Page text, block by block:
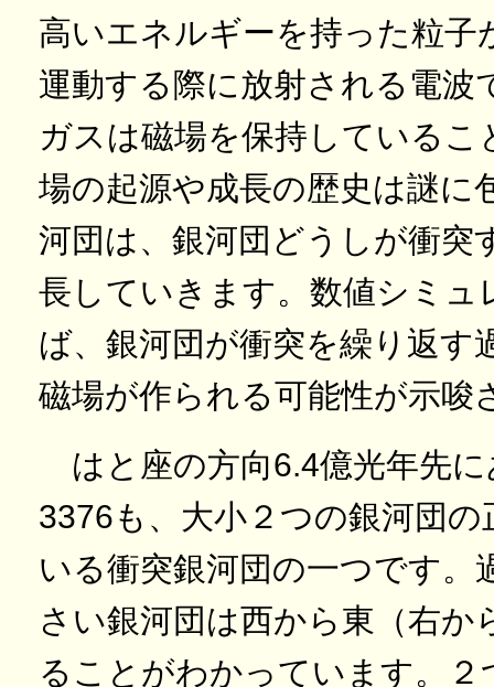
高いエネルギーを持った粒子
運動する際に放射される電波
ガスは磁場を保持しているこ
場の起源や成長の歴史は謎に
河団は、銀河団どうしが衝突
長していきます。数値シミュ
ば、銀河団が衝突を繰り返す
磁場が作られる可能性が示唆
はと座の方向6.4億光年先に
3376も、大小２つの銀河団
いる衝突銀河団の一つです。
さい銀河団は西から東（右か
ることがわかっています。